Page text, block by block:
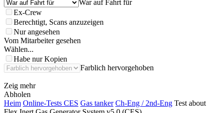
War auf Fahrt für
Ex-Crew
Berechtigt, Scans anzuzeigen
Nur angesehen
Vom Mitarbeiter gesehen
Wählen...
Habe nur Kopien
Farblich hervorgehoben
Zeig mehr
Abholen
Heim Online-Tests CES Gas tanker Ch-Eng / 2nd-Eng Test about